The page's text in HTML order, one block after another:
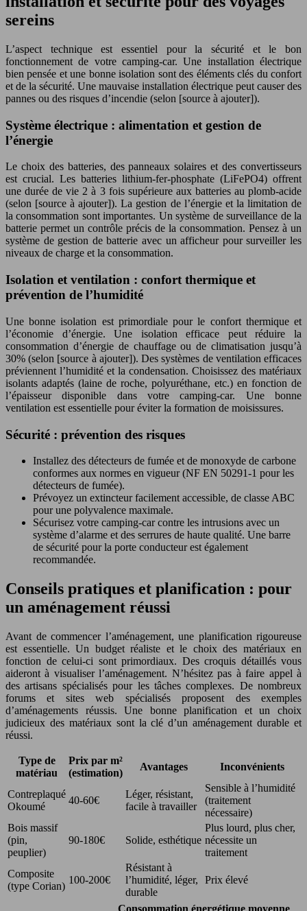
sereins
L’aspect technique est essentiel pour la sécurité et le bon
fonctionnement de votre camping-car. Une installation électrique
bien pensée et une bonne isolation sont des éléments clés du confort
et de la sécurité. Une mauvaise installation électrique peut causer des
pannes ou des risques d’incendie (selon [source à ajouter]).
Système électrique : alimentation et gestion de
l’énergie
Le choix des batteries, des panneaux solaires et des convertisseurs
est crucial. Les batteries lithium-fer-phosphate (LiFePO4) offrent
une durée de vie 2 à 3 fois supérieure aux batteries au plomb-acide
(selon [source à ajouter]). La gestion de l’énergie et la limitation de
la consommation sont importantes. Un système de surveillance de la
batterie permet un contrôle précis de la consommation. Pensez à un
système de gestion de batterie avec un afficheur pour surveiller les
niveaux de charge et la consommation.
Isolation et ventilation : confort thermique et
prévention de l’humidité
Une bonne isolation est primordiale pour le confort thermique et
l’économie d’énergie. Une isolation efficace peut réduire la
consommation d’énergie de chauffage ou de climatisation jusqu’à
30% (selon [source à ajouter]). Des systèmes de ventilation efficaces
préviennent l’humidité et la condensation. Choisissez des matériaux
isolants adaptés (laine de roche, polyuréthane, etc.) en fonction de
l’épaisseur disponible dans votre camping-car. Une bonne
ventilation est essentielle pour éviter la formation de moisissures.
Sécurité : prévention des risques
Installez des détecteurs de fumée et de monoxyde de carbone
conformes aux normes en vigueur (NF EN 50291-1 pour les
détecteurs de fumée).
Prévoyez un extincteur facilement accessible, de classe ABC
pour une polyvalence maximale.
Sécurisez votre camping-car contre les intrusions avec un
système d’alarme et des serrures de haute qualité. Une barre
de sécurité pour la porte conducteur est également
recommandée.
Conseils pratiques et planification : pour
un aménagement réussi
Avant de commencer l’aménagement, une planification rigoureuse
est essentielle. Un budget réaliste et le choix des matériaux en
fonction de celui-ci sont primordiaux. Des croquis détaillés vous
aideront à visualiser l’aménagement. N’hésitez pas à faire appel à
des artisans spécialisés pour les tâches complexes. De nombreux
forums et sites web spécialisés proposent des exemples
d’aménagements réussis. Une bonne planification et un choix
judicieux des matériaux sont la clé d’un aménagement durable et
réussi.
Type de
matériau
Prix par m²
(estimation)
Avantages Inconvénients
Contreplaqué
Okoumé
40-60€
Léger, résistant,
facile à travailler
Sensible à l’humidité
(traitement
nécessaire)
Bois massif
(pin,
peuplier)
90-180€ Solide, esthétique
Plus lourd, plus cher,
nécessite un
traitement
Composite
(type Corian)
100-200€
Résistant à
l’humidité, léger,
durable
Prix élevé
Consommation énergétique moyenne